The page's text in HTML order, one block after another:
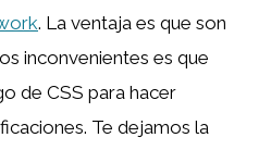
. La ventaja es que son
inconvenientes es que
de CSS para hacer
Te dejamos la